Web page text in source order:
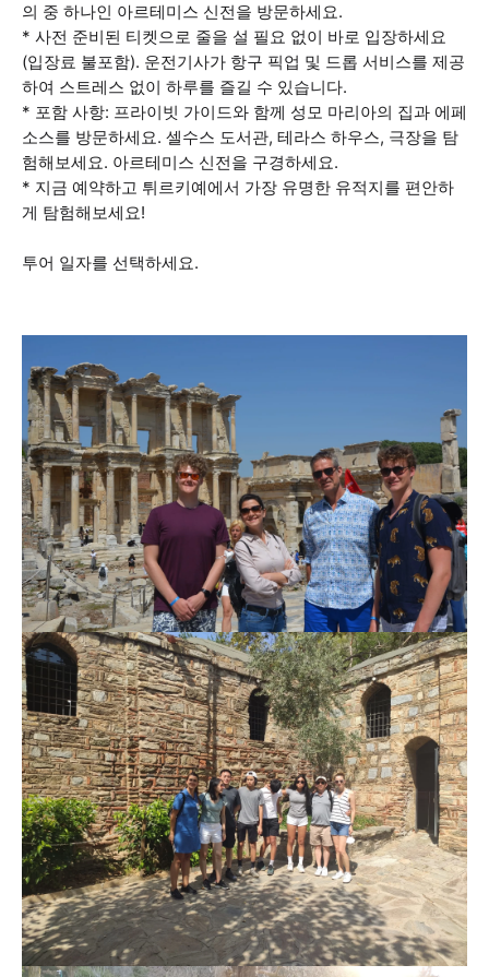
의 중 하나인 아르테미스 신전을 방문하세요.
* 사전 준비된 티켓으로 줄을 설 필요 없이 바로 입장하세요
(입장료 불포함). 운전기사가 항구 픽업 및 드롭 서비스를 제공
하여 스트레스 없이 하루를 즐길 수 있습니다.
* 포함 사항: 프라이빗 가이드와 함께 성모 마리아의 집과 에페
소스를 방문하세요. 셀수스 도서관, 테라스 하우스, 극장을 탐
험해보세요. 아르테미스 신전을 구경하세요.
* 지금 예약하고 튀르키예에서 가장 유명한 유적지를 편안하
게 탐험해보세요!
투어 일자를 선택하세요.